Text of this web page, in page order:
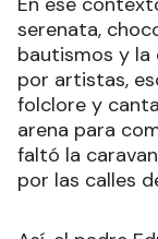
serenata,
bautismos y
por artistas,
folclore y
arena para
faltó la
por las calles